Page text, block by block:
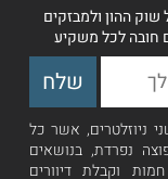
ההון ולמבזקים
חובה לכל משקיע
ניוזלטרים, אשר כל
נפרדת, בנושאים
וקבלת דיוורים